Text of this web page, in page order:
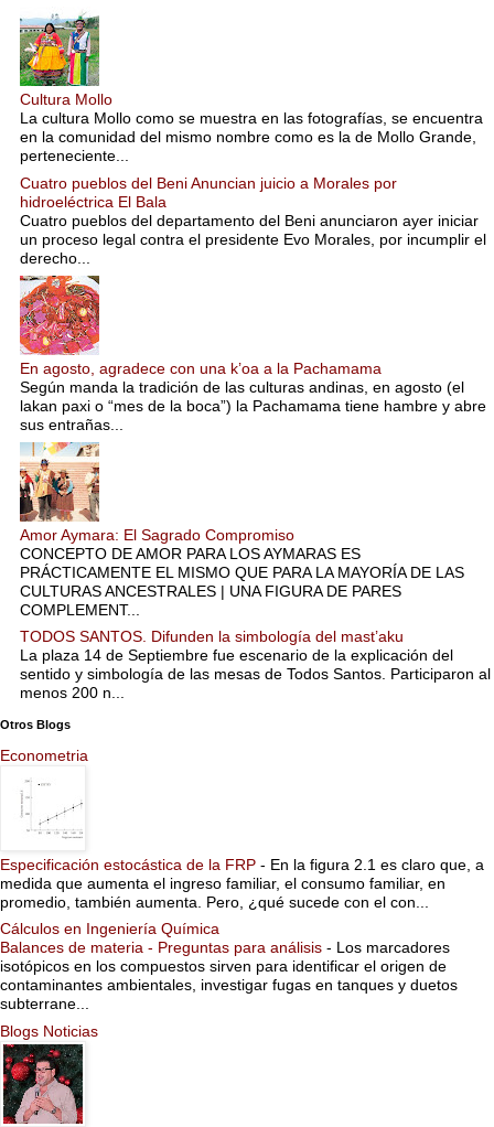
Cultura Mollo
La cultura Mollo como se muestra en las fotografías, se encuentra
en la comunidad del mismo nombre como es la de Mollo Grande,
perteneciente...
Cuatro pueblos del Beni Anuncian juicio a Morales por
hidroeléctrica El Bala
Cuatro pueblos del departamento del Beni anunciaron ayer iniciar
un proceso legal contra el presidente Evo Morales, por incumplir el
derecho...
En agosto, agradece con una k’oa a la Pachamama
Según manda la tradición de las culturas andinas, en agosto (el
lakan paxi o “mes de la boca”) la Pachamama tiene hambre y abre
sus entrañas...
Amor Aymara: El Sagrado Compromiso
CONCEPTO DE AMOR PARA LOS AYMARAS ES
PRÁCTICAMENTE EL MISMO QUE PARA LA MAYORÍA DE LAS
CULTURAS ANCESTRALES | UNA FIGURA DE PARES
COMPLEMENT...
TODOS SANTOS. Difunden la simbología del mast’aku
La plaza 14 de Septiembre fue escenario de la explicación del
sentido y simbología de las mesas de Todos Santos. Participaron al
menos 200 n...
Otros Blogs
Econometria
Especificación estocástica de la FRP - En la figura 2.1 es claro que, a
medida que aumenta el ingreso familiar, el consumo familiar, en
promedio, también aumenta. Pero, ¿qué sucede con el con...
Cálculos en Ingeniería Química
Balances de materia - Preguntas para análisis - Los marcadores
isotópicos en los compuestos sirven para identificar el origen de
contaminantes ambientales, investigar fugas en tanques y duetos
subterrane...
Blogs Noticias